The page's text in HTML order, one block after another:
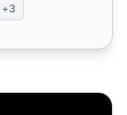
+3
et obtenir du